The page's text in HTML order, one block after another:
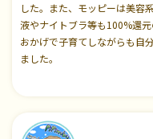
した。また、モッピーは美容
液やナイトブラ等も100%還
おかげで子育てしながらも自
ました。